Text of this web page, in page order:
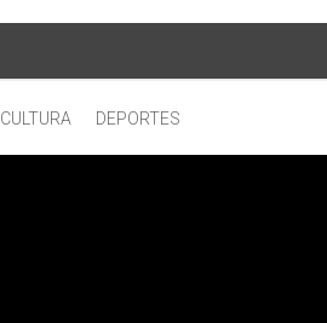
CULTURA DEPORTES